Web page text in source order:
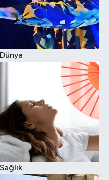
Dünya
Sağlık